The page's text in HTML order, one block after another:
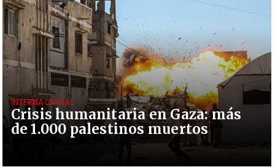
Crisis humanitaria en Gaza: más
de 1.000 palestinos muertos
INTERNACIONAL